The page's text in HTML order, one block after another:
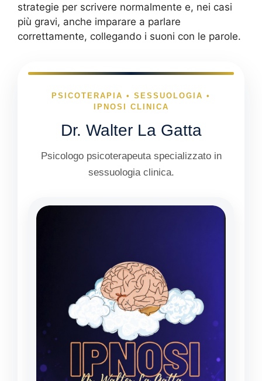
strategie per scrivere normalmente e, nei casi
più gravi, anche imparare a parlare
correttamente, collegando i suoni con le parole.
PSICOTERAPIA • SESSUOLOGIA •
IPNOSI CLINICA
Dr. Walter La Gatta
Psicologo psicoterapeuta specializzato in
sessuologia clinica.